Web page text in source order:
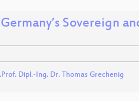
Sovereign
Dipl.-Ing. Dr. Thomas Grechenig